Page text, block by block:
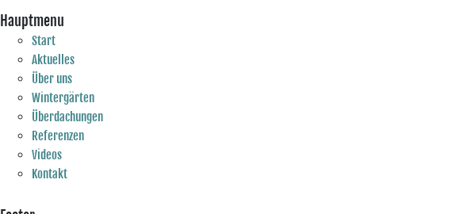
Hauptmenu
Start
Aktuelles
Über uns
Wintergärten
Überdachungen
Referenzen
Videos
Kontakt